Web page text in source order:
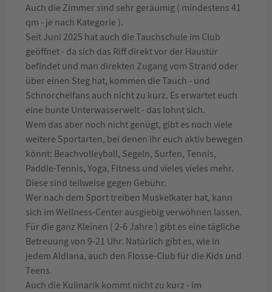
Auch die Zimmer sind sehr geräumig ( mindestens 41
qm - je nach Kategorie ).
Seit Juni 2025 hat auch die Tauchschule im Club
geöffnet - da sich das Riff direkt vor der Haustür
befindet und man direkten Zugang vom Strand oder
über einen Steg hat, kommen die Tauch - und
Schnorchelfans auch nicht zu kurz. Es erwartet euch
eine bunte Unterwasserwelt - das lohnt sich.
Wem das aber noch nicht genügt, gibt es noch viele
weitere Sportarten, bei denen ihr euch aktiv bewegen
könnt: Beachvolleyball, Segeln, Surfen, Tennis,
Paddle-Tennis, Yoga, Fitness und vieles vieles mehr.
Diese sind teilweise gegen Gebühr.
Wer nach dem Sport treiben Muskelkater hat, kann
sich im Wellness-Center ausgiebig verwöhnen lassen.
Für die ganz Kleinen ( 2-6 Jahre ) gibt es eine tägliche
Betreuung von 9-21 Uhr. Natürlich gibt es, wie in
jedem Aldiana, auch den Flosse-Club für die Kids und
Teens.
Auch die Kulinarik kommt nicht zu kurz - im